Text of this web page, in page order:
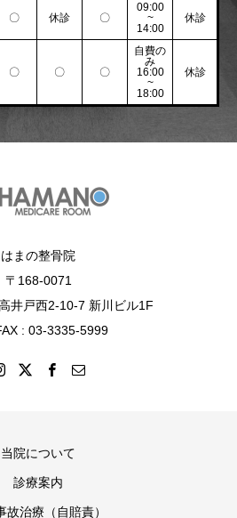
〇 休診 〇
09:00
~
14:00
休診
〇 〇 〇
自費の
み
16:00
~
18:00
休診
はまの整骨院
〒168-0071
井戸西2-10-7 新川ビル1F
: 03-3335-5999
当院について
診療案内
故治療（自賠責）